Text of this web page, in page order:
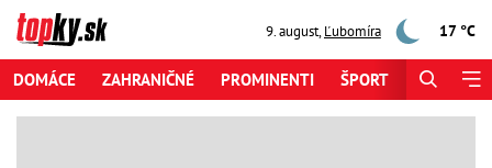
9. august,Ľubomíra 17 °C
DOMÁCE ZAHRANIČNÉ PROMINENTI ŠPORT